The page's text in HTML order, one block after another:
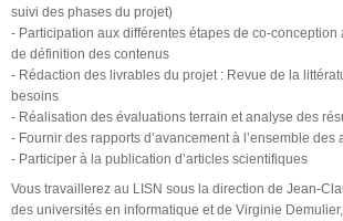
suivi des phases du projet)
- Participation aux différentes étapes de co-conception
de définition des contenus
- Rédaction des livrables du projet : Revue de la
besoins
- Réalisation des évaluations terrain et analyse des
- Fournir des rapports d’avancement à l’ensemble des
- Participer à la publication d’articles scientifiques
Vous travaillerez au LISN sous la direction de Jean-
des universités en informatique et de Virginie